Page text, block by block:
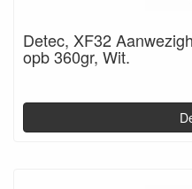
Detec, XF32
opb 360gr, Wit.